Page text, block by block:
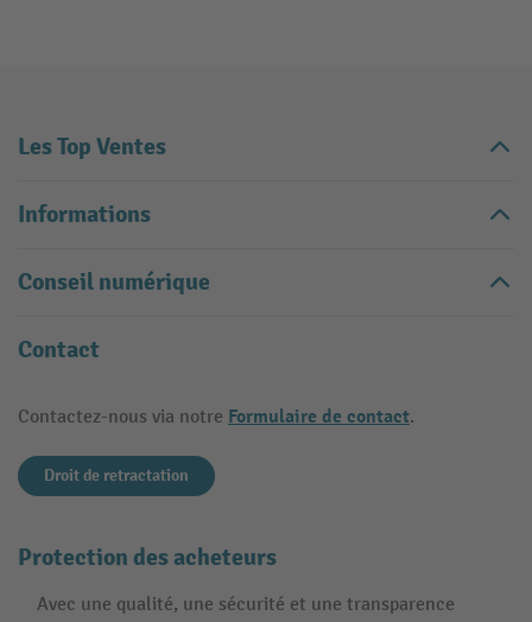
Les Top Ventes
Informations
Conseil numérique
Contact
Contactez-nous via notre Formulaire de contact.
Droit de retractation
Protection des acheteurs
Avec une qualité, une sécurité et une transparence